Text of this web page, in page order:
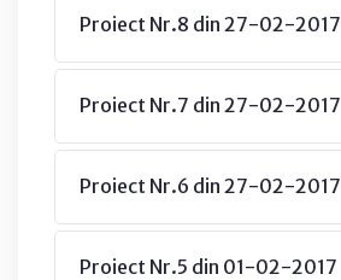
Proiect Nr.8 din 27-02-2017
Proiect Nr.7 din 27-02-2017
Proiect Nr.6 din 27-02-2017
Proiect Nr.5 din 01-02-2017